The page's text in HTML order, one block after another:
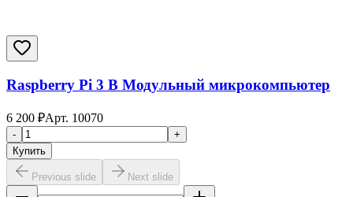
Raspberry Pi 3 B Модульный микрокомпьютер
6 200 ₽Арт. 10070
-
+
Купить
Previous slide Next slide